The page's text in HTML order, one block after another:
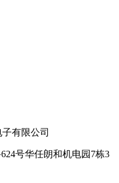
有限公司
号华任朗和机电园7栋3